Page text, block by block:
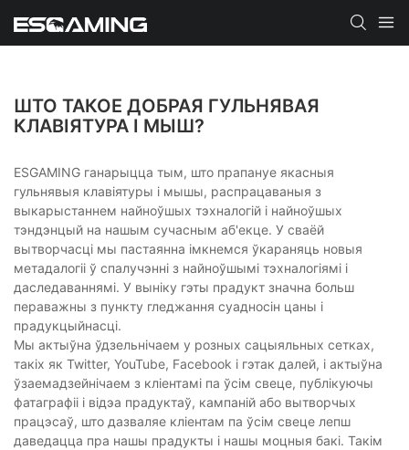
ШТО ТАКОЕ ДОБРАЯ ГУЛЬНЯВАЯ
КЛАВІЯТУРА І МЫШ?
ESGAMING ганарыцца тым, што прапануе якасныя
гульнявыя клавіятуры і мышы, распрацаваныя з
выкарыстаннем найноўшых тэхналогій і найноўшых
тэндэнцый на нашым сучасным аб'екце. У сваёй
вытворчасці мы пастаянна імкнемся ўкараняць новыя
метадалогіі ў спалучэнні з найноўшымі тэхналогіямі і
даследаваннямі. У выніку гэты прадукт значна больш
пераважны з пункту гледжання суадносін цаны і
прадукцыйнасці.
Мы актыўна ўдзельнічаем у розных сацыяльных сетках,
такіх як Twitter, YouTube, Facebook і гэтак далей, і актыўна
ўзаемадзейнічаем з кліентамі па ўсім свеце, публікуючы
фатаграфіі і відэа прадуктаў, кампаній або вытворчых
працэсаў, што дазваляе кліентам па ўсім свеце лепш
даведацца пра нашы прадукты і нашы моцныя бакі. Такім